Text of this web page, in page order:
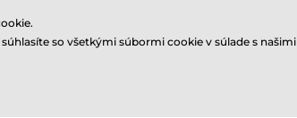
so všetkými súbormi cookie v súlade s našimi